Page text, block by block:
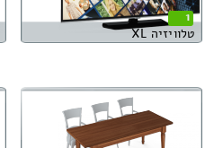
1
טלוויזיה XL